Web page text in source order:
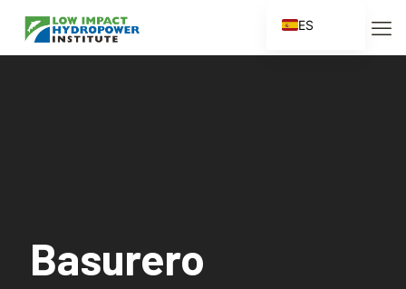
Basurero
ES
EN